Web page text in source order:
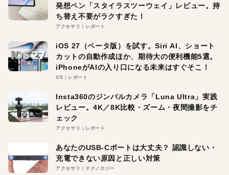
発想ペン「スタイラスツーウェイ」レビュー。持
ち替え不要がラクすぎた！
アクセサリ レポート
iOS 27（ベータ版）を試す。Siri AI、ショート
カットの自動作成ほか、期待大の便利機能5選。
iPhoneがAIの入り口になる未来はすぐそこ！
OS レポート
Insta360のジンバルカメラ「Luna Ultra」実践
レビュー。4K／8K比較・ズーム・夜間撮影をチ
ェック
アクセサリ レポート
あなたのUSB-Cポートは大丈夫？ 認識しない・
充電できない原因と正しい対策
アクセサリ テクノロジー